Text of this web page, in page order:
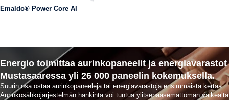
Emaldo® Power Core AI
Energio toimittaa aurinkopaneelit ja energiavarastot
Mustasaaressa yli 26 000 paneelin kokemuksella.
Suurin osa ostaa aurinkopaneeleja tai energiavarastoja ensimmäistä kertaa.
Aurinkosähköjärjestelmän hankinta voi tuntua ylitsepääsemättömän vaikealta